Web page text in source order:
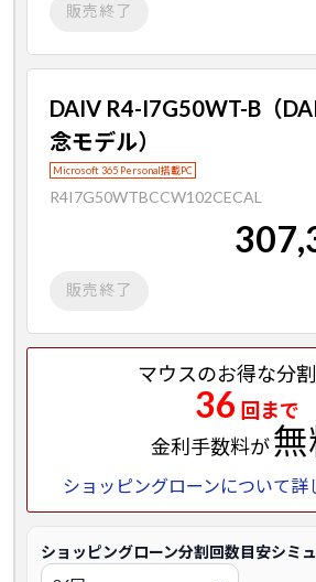
販売終了
DAIV R4-I7G50WT-B（
念モデル）
Microsoft 365 Personal搭載PC
R4I7G50WTBCCW102CECAL
販売終了
マウスのお得な分
36 回まで
金利手数料が
ショッピングローンについて
ショッピングローン分割回数目安シミ